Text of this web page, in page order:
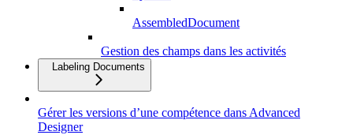
AssembledDocument
Gestion des champs dans les activités
Labeling Documents
Gérer les versions d’une compétence dans Advanced
Designer